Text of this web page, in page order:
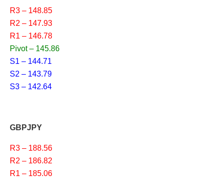
R3 – 148.85
R2 – 147.93
R1 – 146.78
Pivot – 145.86
S1 – 144.71
S2 – 143.79
S3 – 142.64
GBPJPY
R3 – 188.56
R2 – 186.82
R1 – 185.06